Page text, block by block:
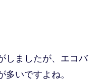
しましたが、エコバ
多いですよね。